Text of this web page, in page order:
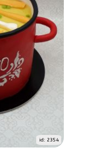
id: 2354